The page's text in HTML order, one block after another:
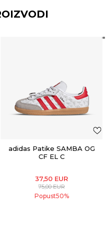
adidas Patike SAMBA OG
CF EL C
37,50 EUR
75,00EUR
Popust50%